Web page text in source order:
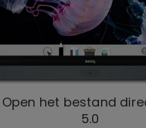
Open het bestand
5.0